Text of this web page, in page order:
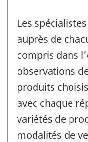
Les
auprès de
compris dans
observations
produits
avec chaque
variétés de
modalités de